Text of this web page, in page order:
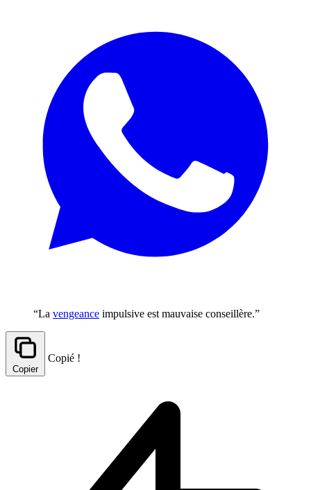
“La vengeance impulsive est mauvaise conseillère.”
Copier
Copié !